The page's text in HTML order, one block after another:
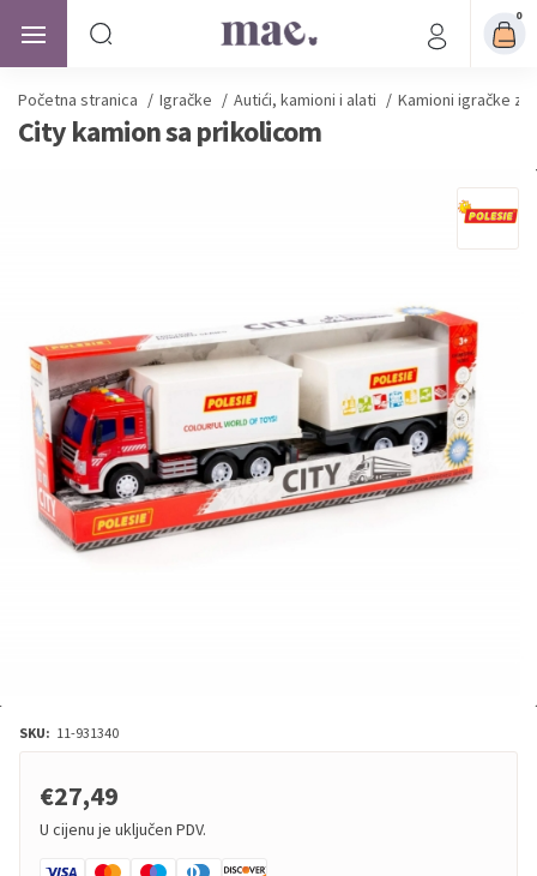
0
Početna stranica / Igračke / Autići, kamioni i alati / Kamioni igračke za
City kamion sa prikolicom
SKU: 11-931340
€27,49
U cijenu je uključen PDV.